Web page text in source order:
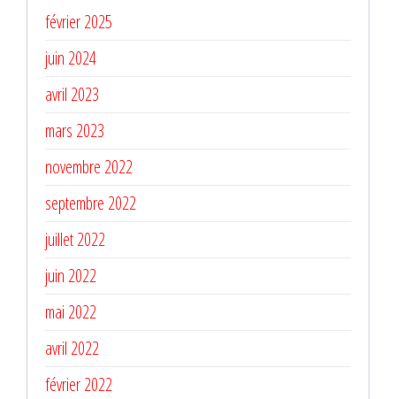
février 2025
juin 2024
avril 2023
mars 2023
novembre 2022
septembre 2022
juillet 2022
juin 2022
mai 2022
avril 2022
février 2022